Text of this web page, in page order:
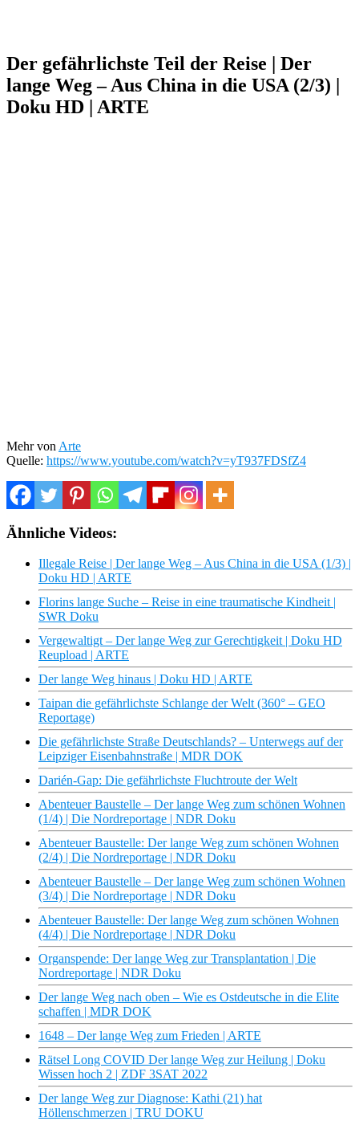
Der gefährlichste Teil der Reise | Der
lange Weg – Aus China in die USA (2/3) |
Doku HD | ARTE
Mehr von Arte
Quelle: https://www.youtube.com/watch?v=yT937FDSfZ4
Ähnliche Videos:
Illegale Reise | Der lange Weg – Aus China in die USA (1/3) |
Doku HD | ARTE
Florins lange Suche – Reise in eine traumatische Kindheit |
SWR Doku
Vergewaltigt – Der lange Weg zur Gerechtigkeit | Doku HD
Reupload | ARTE
Der lange Weg hinaus | Doku HD | ARTE
Taipan die gefährlichste Schlange der Welt (360° – GEO
Reportage)
Die gefährlichste Straße Deutschlands? – Unterwegs auf der
Leipziger Eisenbahnstraße | MDR DOK
Darién-Gap: Die gefährlichste Fluchtroute der Welt
Abenteuer Baustelle – Der lange Weg zum schönen Wohnen
(1/4) | Die Nordreportage | NDR Doku
Abenteuer Baustelle: Der lange Weg zum schönen Wohnen
(2/4) | Die Nordreportage | NDR Doku
Abenteuer Baustelle – Der lange Weg zum schönen Wohnen
(3/4) | Die Nordreportage | NDR Doku
Abenteuer Baustelle: Der lange Weg zum schönen Wohnen
(4/4) | Die Nordreportage | NDR Doku
Organspende: Der lange Weg zur Transplantation | Die
Nordreportage | NDR Doku
Der lange Weg nach oben – Wie es Ostdeutsche in die Elite
schaffen | MDR DOK
1648 – Der lange Weg zum Frieden | ARTE
Rätsel Long COVID Der lange Weg zur Heilung | Doku
Wissen hoch 2 | ZDF 3SAT 2022
Der lange Weg zur Diagnose: Kathi (21) hat
Höllenschmerzen | TRU DOKU